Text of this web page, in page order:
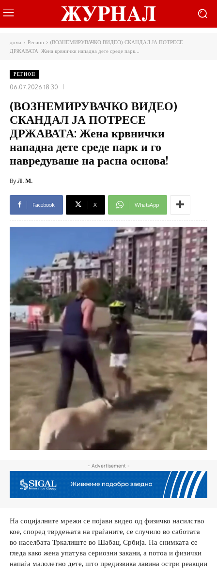
дома Регион
(ВОЗНЕМИРУВАЧКО ВИДЕО) СКАНДАЛ ЈА ПОТРЕСЕ
ДРЖАВАТА: Жена крвнички нападна дете среде парк...
РЕГИОН
06.07.2026 18:30
(ВОЗНЕМИРУВАЧКО ВИДЕО)
СКАНДАЛ ЈА ПОТРЕСЕ
ДРЖАВАТА: Жена крвнички
нападна дете среде парк и го
навредуваше на расна основа!
ByЛ. М.
Facebook X WhatsApp
- Advertisement -
На социјалните мрежи се појави видео од физичко насилство
кое, според тврдењата на граѓаните, се случило во саботата
во населбата Тркалиште во Шабац, Србија. На снимката се
гледа како жена упатува сериозни закани, а потоа и физички
напаѓа малолетно дете, што предизвика лавина остри реакции